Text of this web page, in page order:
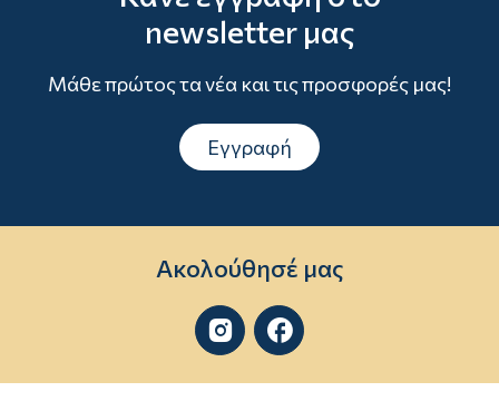
newsletter μας
Μάθε πρώτος τα νέα και τις προσφορές μας!
Εγγραφή
Ακολούθησέ μας
 